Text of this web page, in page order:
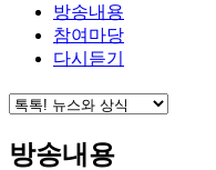
방송내용
참여마당
다시듣기
방송내용